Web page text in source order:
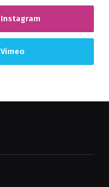
Instagram
Vimeo